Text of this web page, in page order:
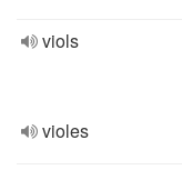
viols
violes